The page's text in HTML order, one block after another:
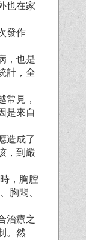
也在家
發作
，也是
計，全
常見，
是來自
造成了
，到嚴
，胸腔
胸悶、
治療之
。然